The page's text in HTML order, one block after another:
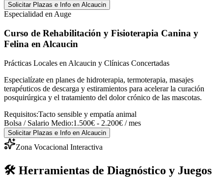
Solicitar Plazas e Info en Alcaucin
Especialidad en Auge
Curso de Rehabilitación y Fisioterapia Canina y
Felina en Alcaucin
Prácticas Locales en Alcaucin y Clínicas Concertadas
Especialízate en planes de hidroterapia, termoterapia, masajes
terapéuticos de descarga y estiramientos para acelerar la curación
posquirúrgica y el tratamiento del dolor crónico de las mascotas.
Requisitos:Tacto sensible y empatía animal
Bolsa / Salario Medio:1.500€ - 2.200€ / mes
Solicitar Plazas e Info en Alcaucin
Zona Vocacional Interactiva
🛠️ Herramientas de Diagnóstico y Juegos